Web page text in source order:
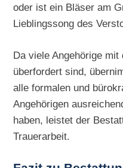
oder ist ein Bläser am
Lieblingssong des
Da viele Angehörige mit
überfordert sind,
alle formalen und
Angehörigen
haben, leistet der
Trauerarbeit.